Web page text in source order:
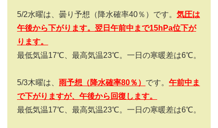
5/2水曜は、曇り予想（降水確率40％）です。 気圧は
午後から下がります。翌日午前中まで15hPa位下が
ります。
最低気温17℃、最高気温23℃。一日の寒暖差は6℃。
5/3木曜は、 雨予想（降水確率80％） です。 午前中ま
で下がりますが、午後から回復します。
最低気温17℃、最高気温23℃。一日の寒暖差は6℃。